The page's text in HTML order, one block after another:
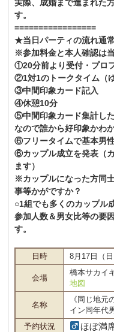
実際、成婚まで進まれた
す。
=================
★当日パーティの流れ通
※参加料金と本人確認は
①20分前より受付・プロ
②1対1のトークタイム（
③中間印象カード記入
④休憩10分
⑤中間印象カード集計し
なので誰から好印象かわか
⑥フリータイムで基本男
⑥カップル成立を発表（
ます）
※カップルになった方同
事等かがですか？
○1組でも多くのカップル
参加人数＆男女比等の要
す。
日時 8月17日（
会場
橋本サカイ
地図
名称
《同じ地元
イン同年代
予約状況
ほぼ満